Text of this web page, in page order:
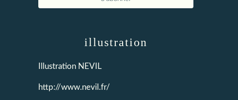
illustration
Illustration NEVIL
http://www.nevil.fr/